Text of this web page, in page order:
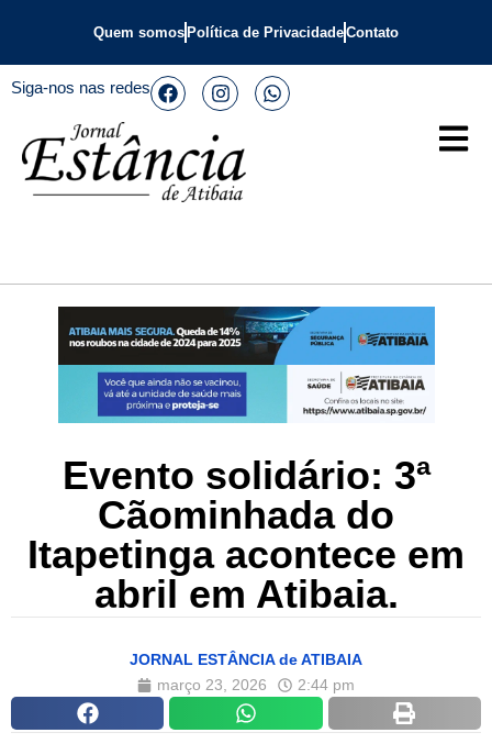
Quem somos Política de PrivacidadeContato
Siga-nos nas redes
Evento solidário: 3ª
Cãominhada do
Itapetinga acontece em
abril em Atibaia.
JORNAL ESTÂNCIA de ATIBAIA
março 23, 2026
2:44 pm